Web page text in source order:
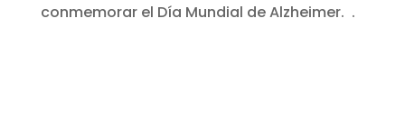
conmemorar el Día Mundial de Alzheimer. .